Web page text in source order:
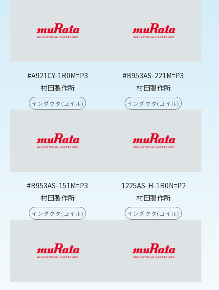
#A921CY-1R0M=P3
村田製作所
インダクタ(コイル)
#B953AS-221M=P3
村田製作所
インダクタ(コイル)
#B953AS-151M=P3
村田製作所
インダクタ(コイル)
1225AS-H-1R0N=P2
村田製作所
インダクタ(コイル)